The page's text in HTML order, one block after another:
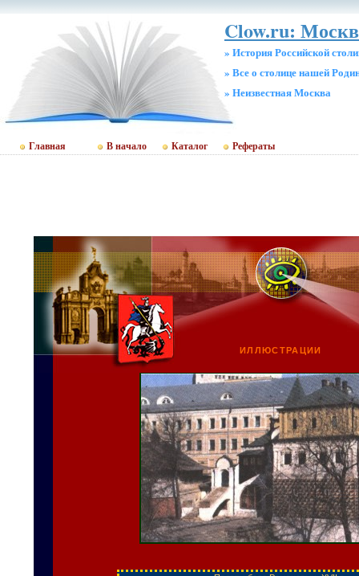
Clow.ru:
» История Российской
» Все о столице нашей
» Неизвестная Москва
Главная В начало Каталог Рефераты
ИЛЛЮСТРАЦИИ